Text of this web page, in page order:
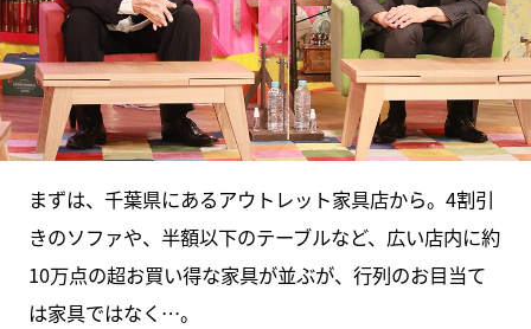
まずは、千葉県にあるアウトレット家具店から。4割引
きのソファや、半額以下のテーブルなど、広い店内に約
10万点の超お買い得な家具が並ぶが、行列のお目当て
は家具ではなく…。